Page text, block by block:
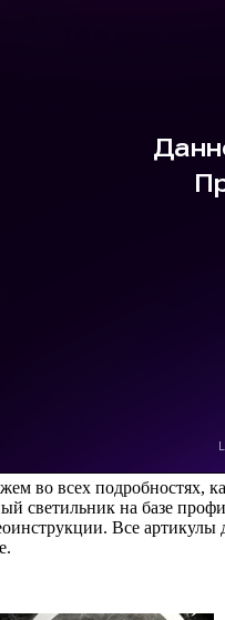
во всех подробностях,
светильник на базе
Все артикулы